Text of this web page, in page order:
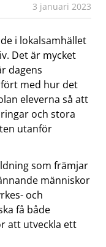
3 januari 2023
i lokalsamhället
Det är mycket
dagens
med hur det
eleverna så att
och stora
utanför
som främjar
människor
och
få både
att utveckla ett